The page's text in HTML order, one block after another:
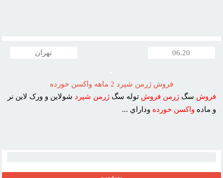
06.20 تهران
فروش ژرمن شپرد 2 ماهه واکسن خورده
فروش سگژرمن فروش توله سگژرمن شپرد شولاين و ورک لاين نر
و ماده واکسن خورده وداراي ...